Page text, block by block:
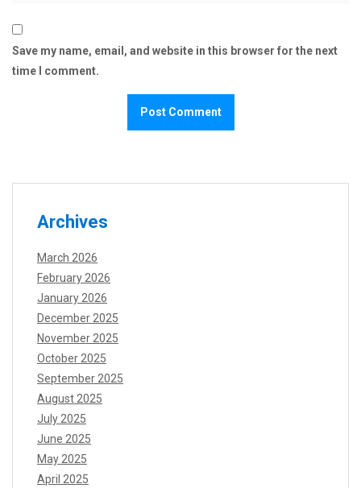
Save my name, email, and website in this browser for the next
time I comment.
Archives
March 2026
February 2026
January 2026
December 2025
November 2025
October 2025
September 2025
August 2025
July 2025
June 2025
May 2025
April 2025